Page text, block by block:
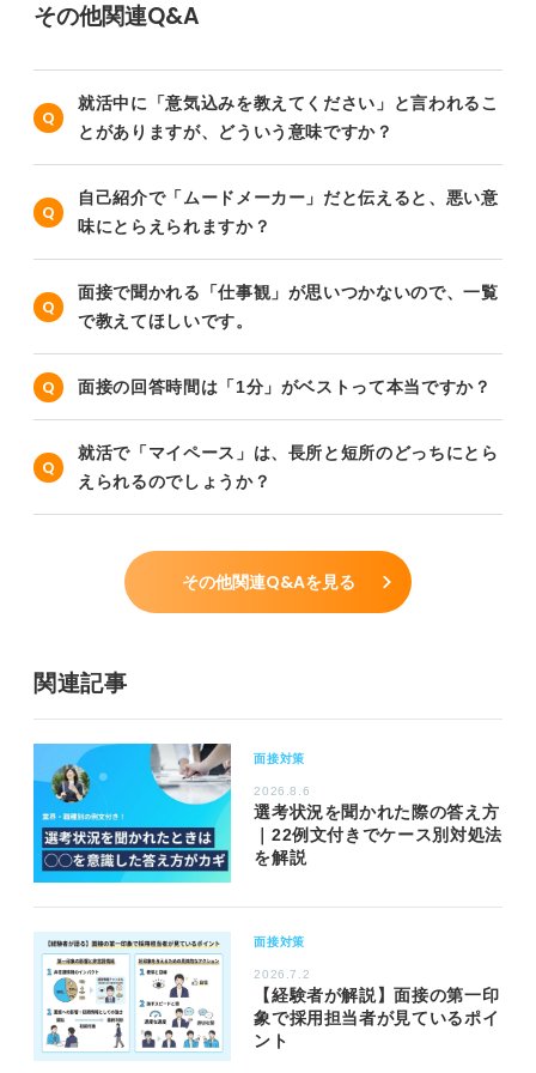
その他関連Q&A
就活中に「意気込みを教えてください」と言われるこ
とがありますが、どういう意味ですか？
自己紹介で「ムードメーカー」だと伝えると、悪い意
味にとらえられますか？
面接で聞かれる「仕事観」が思いつかないので、一覧
で教えてほしいです。
面接の回答時間は「1分」がベストって本当ですか？
就活で「マイペース」は、長所と短所のどっちにとら
えられるのでしょうか？
その他関連Q&Aを見る
関連記事
面接対策
2026.8.6
選考状況を聞かれた際の答え方
｜22例文付きでケース別対処法
を解説
面接対策
2026.7.2
【経験者が解説】面接の第一印
象で採用担当者が見ているポイ
ント